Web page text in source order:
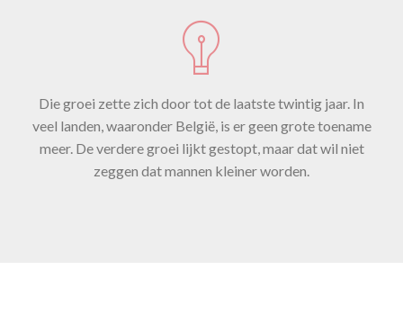
Die groei zette zich door tot de laatste twintig jaar. In
veel landen, waaronder België, is er geen grote toename
meer. De verdere groei lijkt gestopt, maar dat wil niet
zeggen dat mannen kleiner worden.